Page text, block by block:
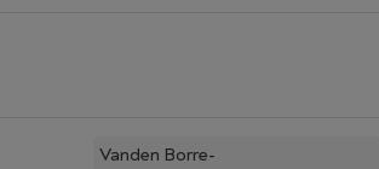
Vanden Borre-